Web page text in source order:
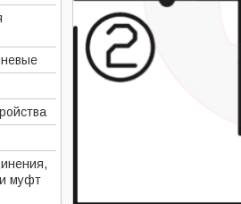
муфт